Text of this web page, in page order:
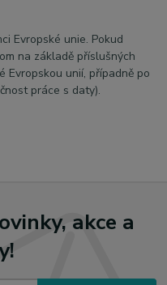
Evropské unie. Pokud
na základě příslušných
Evropskou unií, případně po
práce s daty).
akce a